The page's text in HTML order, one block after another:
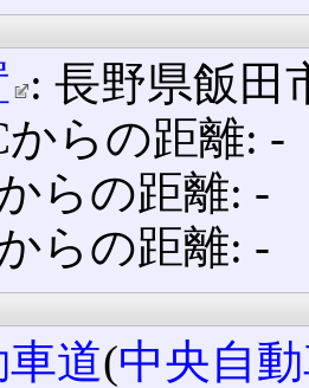
: 長野県飯田
からの距離: ‐
らの距離: ‐
らの距離: ‐
道(中央自